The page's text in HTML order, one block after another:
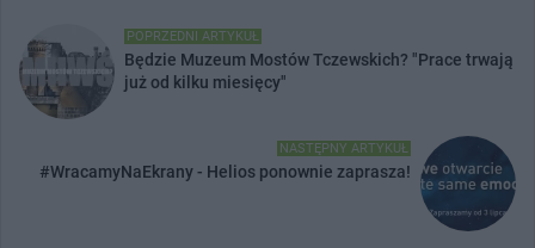
POPRZEDNI ARTYKUŁ
Będzie Muzeum Mostów Tczewskich? "Prace trwają
już od kilku miesięcy"
NASTĘPNY ARTYKUŁ
#WracamyNaEkrany - Helios ponownie zaprasza!